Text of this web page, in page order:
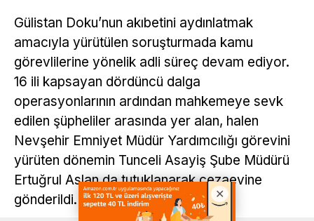
Gülistan Doku’nun akıbetini aydınlatmak
amacıyla yürütülen soruşturmada kamu
görevlilerine yönelik adli süreç devam ediyor.
16 ili kapsayan dördüncü dalga
operasyonlarının ardından mahkemeye sevk
edilen şüpheliler arasında yer alan, halen
Nevşehir Emniyet Müdür Yardımcılığı görevini
yürüten dönemin Tunceli Asayiş Şube Müdürü
Ertuğrul Aslan da tutuklanarak cezaevine
gönderildi.